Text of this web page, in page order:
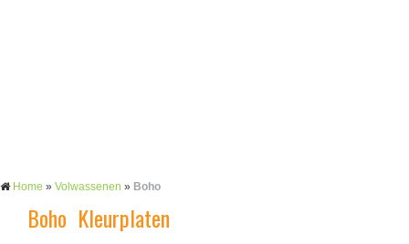
Home » Volwassenen » Boho
Boho Kleurplaten